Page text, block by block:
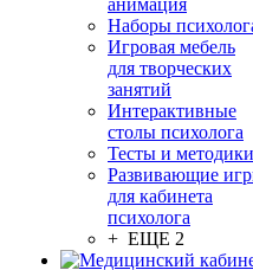
анимация
Наборы
Игровая мебель
для творческих
занятий
Интерактивные
столы психолога
Тесты и методики
Развивающие
для кабинета
психолога
+ ЕЩЕ 2